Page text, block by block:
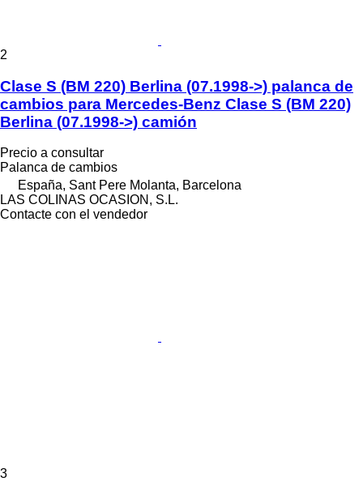
2
Clase S (BM 220) Berlina (07.1998->) palanca de
cambios para Mercedes-Benz Clase S (BM 220)
Berlina (07.1998->) camión
Precio a consultar
Palanca de cambios
España, Sant Pere Molanta, Barcelona
LAS COLINAS OCASION, S.L.
Contacte con el vendedor
3